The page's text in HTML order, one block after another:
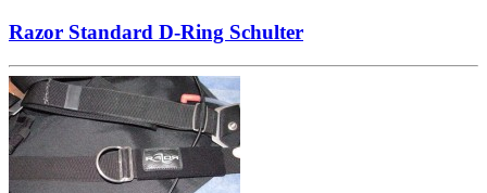
Razor Standard D-Ring Schulter